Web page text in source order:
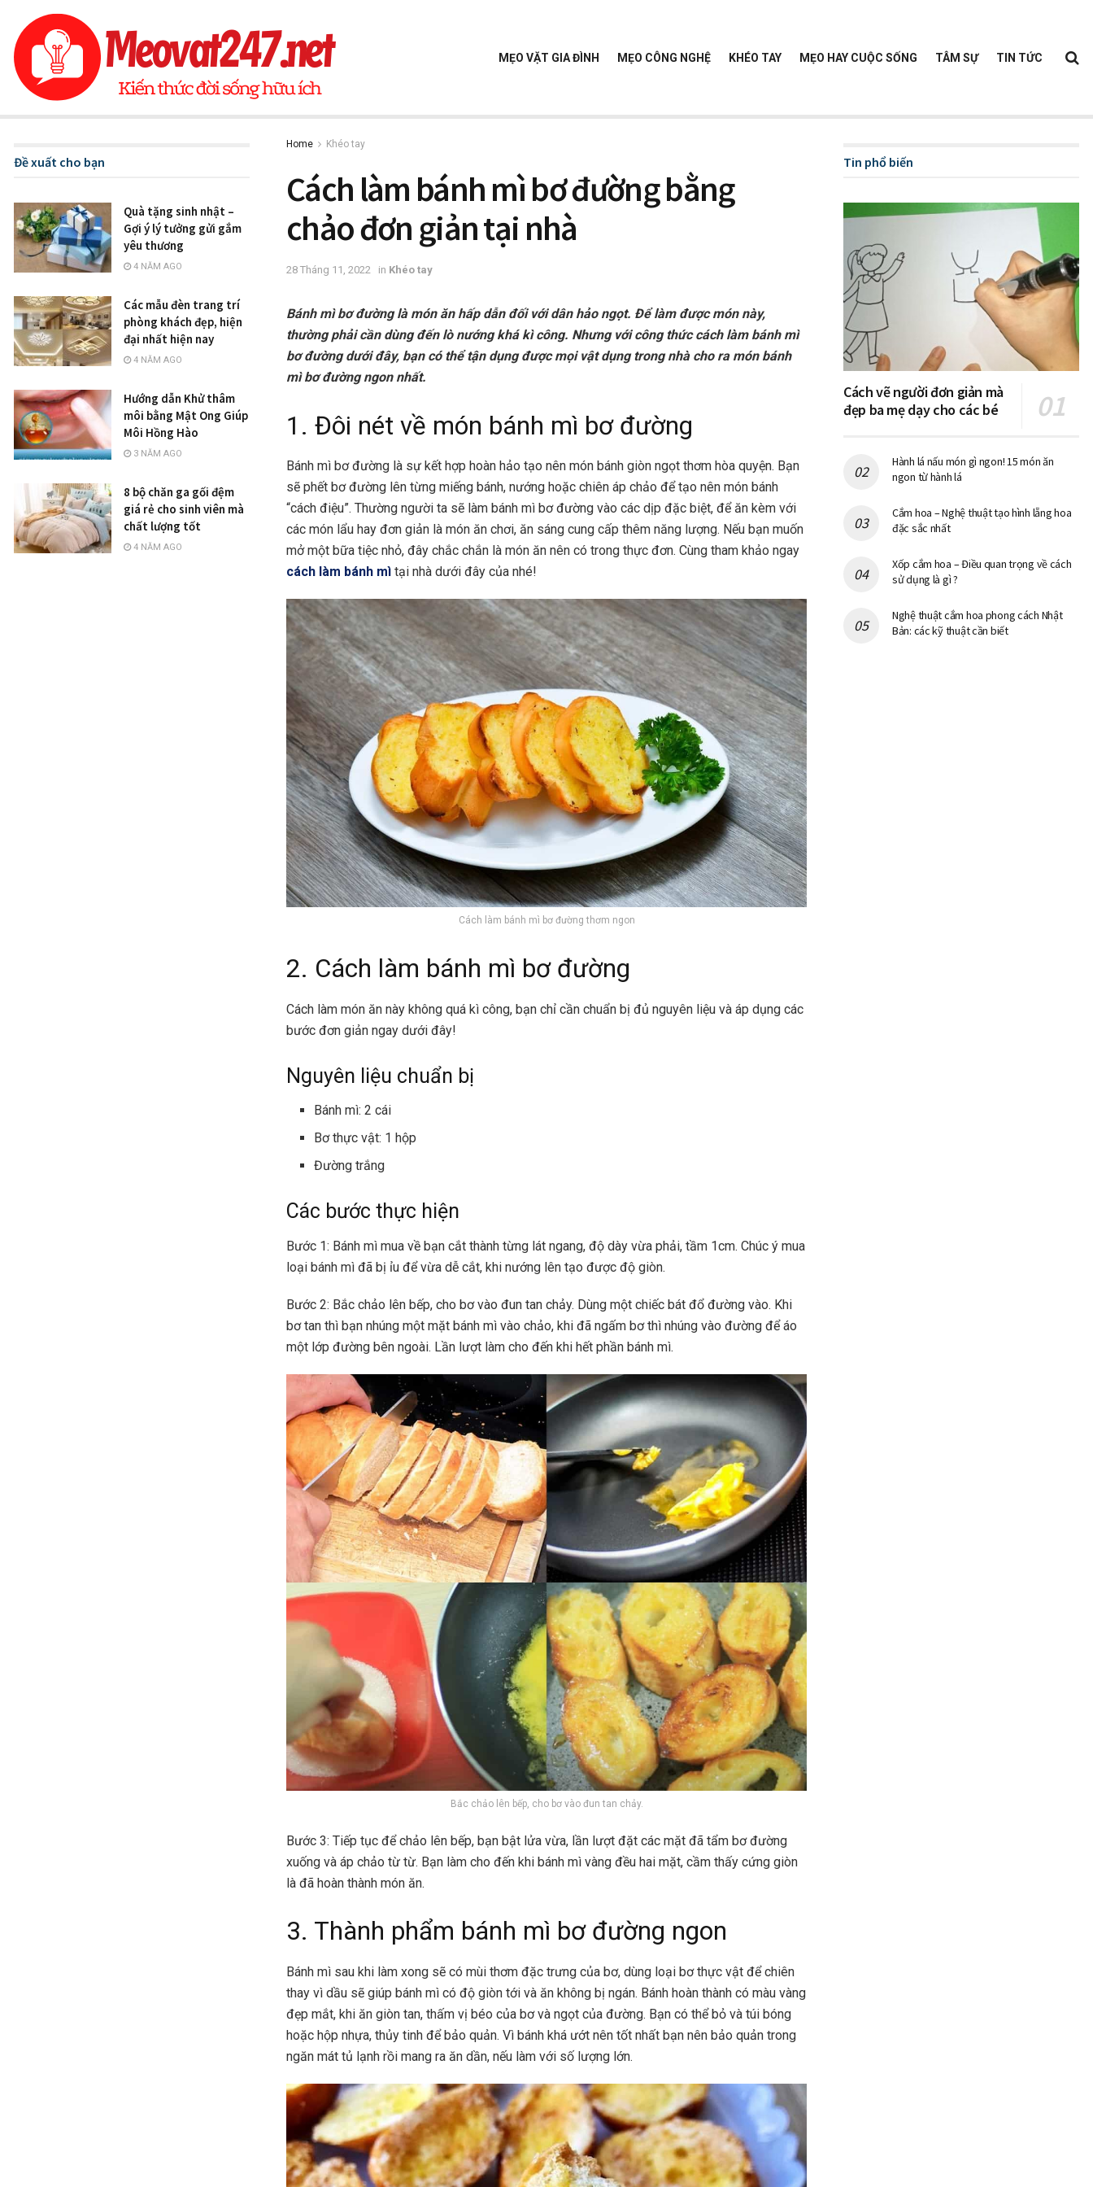
MẸO VẶT GIA ĐÌNH MẸO CÔNG NGHỆ KHÉO TAY MẸO HAY CUỘC SỐNG TÂM SỰ TIN TỨC
Home Khéo tay
Cách làm bánh mì bơ đường bằng
chảo đơn giản tại nhà
28 Tháng 11, 2022 in Khéo tay
Bánh mì bơ đường là món ăn hấp dẫn đối với dân hảo ngọt. Để làm được món này,
thường phải cần dùng đến lò nướng khá kì công. Nhưng với công thức cách làm bánh mì
bơ đường dưới đây, bạn có thể tận dụng được mọi vật dụng trong nhà cho ra món bánh
mì bơ đường ngon nhất.
1. Đôi nét về món bánh mì bơ đường
Bánh mì bơ đường là sự kết hợp hoàn hảo tạo nên món bánh giòn ngọt thơm hòa quyện. Bạn
sẽ phết bơ đường lên từng miếng bánh, nướng hoặc chiên áp chảo để tạo nên món bánh
“cách điệu”. Thường người ta sẽ làm bánh mì bơ đường vào các dịp đặc biệt, để ăn kèm với
các món lẩu hay đơn giản là món ăn chơi, ăn sáng cung cấp thêm năng lượng. Nếu bạn muốn
mở một bữa tiệc nhỏ, đây chắc chắn là món ăn nên có trong thực đơn. Cùng tham khảo ngay
cách làm bánh mì tại nhà dưới đây của nhé!
Cách làm bánh mì bơ đường thơm ngon
2. Cách làm bánh mì bơ đường
Cách làm món ăn này không quá kì công, bạn chỉ cần chuẩn bị đủ nguyên liệu và áp dụng các
bước đơn giản ngay dưới đây!
Nguyên liệu chuẩn bị
Bánh mì: 2 cái
Bơ thực vật: 1 hộp
Đường trắng
Các bước thực hiện
Bước 1: Bánh mì mua về bạn cắt thành từng lát ngang, độ dày vừa phải, tầm 1cm. Chúc ý mua
loại bánh mì đã bị ỉu để vừa dễ cắt, khi nướng lên tạo được độ giòn.
Bước 2: Bắc chảo lên bếp, cho bơ vào đun tan chảy. Dùng một chiếc bát đổ đường vào. Khi
bơ tan thì bạn nhúng một mặt bánh mì vào chảo, khi đã ngấm bơ thì nhúng vào đường để áo
một lớp đường bên ngoài. Lần lượt làm cho đến khi hết phần bánh mì.
Bắc chảo lên bếp, cho bơ vào đun tan chảy.
Bước 3: Tiếp tục để chảo lên bếp, bạn bật lửa vừa, lần lượt đặt các mặt đã tẩm bơ đường
xuống và áp chảo từ từ. Bạn làm cho đến khi bánh mì vàng đều hai mặt, cầm thấy cứng giòn
là đã hoàn thành món ăn.
3. Thành phẩm bánh mì bơ đường ngon
Bánh mì sau khi làm xong sẽ có mùi thơm đặc trưng của bơ, dùng loại bơ thực vật để chiên
thay vì dầu sẽ giúp bánh mì có độ giòn tới và ăn không bị ngán. Bánh hoàn thành có màu vàng
đẹp mắt, khi ăn giòn tan, thấm vị béo của bơ và ngọt của đường. Bạn có thể bỏ và túi bóng
hoặc hộp nhựa, thủy tinh để bảo quản. Vì bánh khá ướt nên tốt nhất bạn nên bảo quản trong
ngăn mát tủ lạnh rồi mang ra ăn dần, nếu làm với số lượng lớn.
Đề xuất cho bạn
Quà tặng sinh nhật –
Gợi ý lý tưởng gửi gắm
yêu thương
4 NĂM AGO
Các mẫu đèn trang trí
phòng khách đẹp, hiện
đại nhất hiện nay
4 NĂM AGO
Hướng dẫn Khử thâm
môi bằng Mật Ong Giúp
Môi Hồng Hào
3 NĂM AGO
8 bộ chăn ga gối đệm
giá rẻ cho sinh viên mà
chất lượng tốt
4 NĂM AGO
Tin phổ biến
Cách vẽ người đơn giản mà
đẹp ba mẹ dạy cho các bé
Hành lá nấu món gì ngon! 15 món ăn
ngon từ hành lá
Cắm hoa – Nghệ thuật tạo hình lẵng hoa
đặc sắc nhất
Xốp cắm hoa – Điều quan trọng về cách
sử dụng là gì ?
Nghệ thuật cắm hoa phong cách Nhật
Bản: các kỹ thuật cần biết